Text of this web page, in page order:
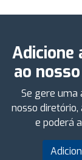
Adicione
ao
Se gere uma
nosso
e poderá